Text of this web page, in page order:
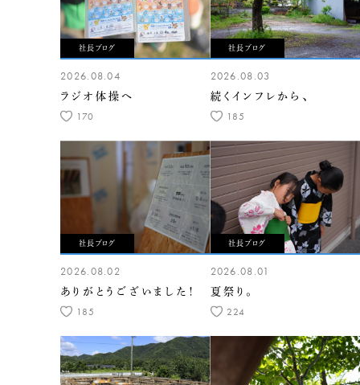
社長ブログ
2026.08.04
ラジオ体操へ
170
社長ブログ
2026.08.03
続くインフレから、
185
社長ブログ
2026.08.02
ありがとうございました！
185
社長ブログ
2026.08.01
夏祭り。
224